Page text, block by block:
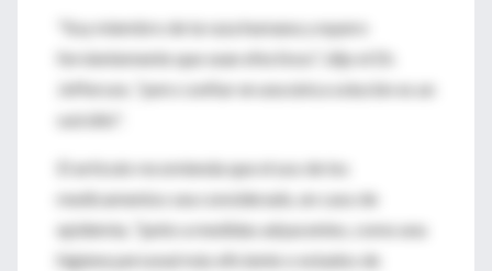
"Soy miembro de la raza humana y espero
fervientemente que sean efectivos", dijo el Dr.
Jefferson, "pero confiar en una única solución es un
suicidio".
El artículo recomienda que el uso de los
medicamentos sea considerado, en caso de
epidemia, "junto a medidas adyacentes, como una
higiene personal más eficiente o estados de